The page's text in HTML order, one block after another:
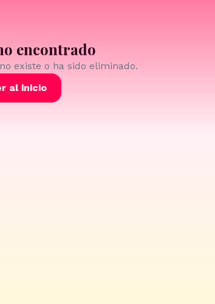
encontrado
existe o ha sido eliminado.
al inicio